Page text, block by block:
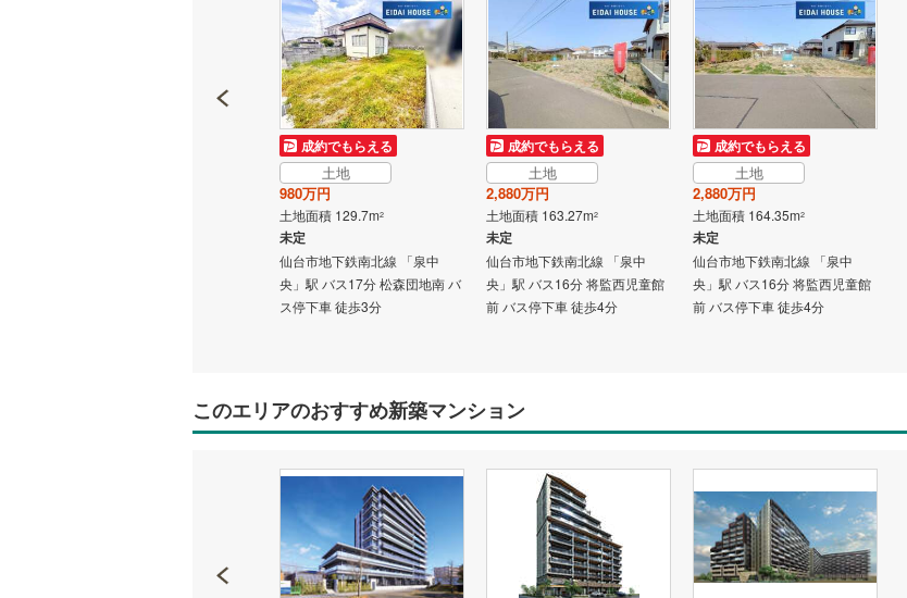
成約でもらえる
土地
980万円
土地面積 129.7m2
未定
仙台市地下鉄南北線 「泉中
央」駅 バス17分 松森団地南 バ
ス停下車 徒歩3分
成約でもらえる
土地
2,880万円
土地面積 163.27m2
未定
仙台市地下鉄南北線 「泉中
央」駅 バス16分 将監西児童館
前 バス停下車 徒歩4分
成約でもらえる
土地
2,880万円
土地面積 164.35m2
未定
仙台市地下鉄南北線 「泉中
央」駅 バス16分 将監西児童館
前 バス停下車 徒歩4分
このエリアのおすすめ新築マンション